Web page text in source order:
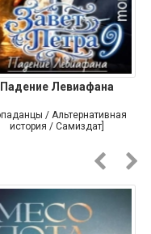
Падение Левиафана
/ Альтернативная
история / Самиздат]